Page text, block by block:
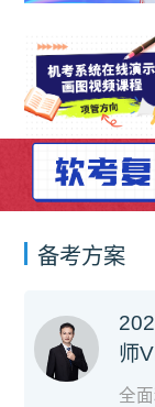
备考方案
师
全